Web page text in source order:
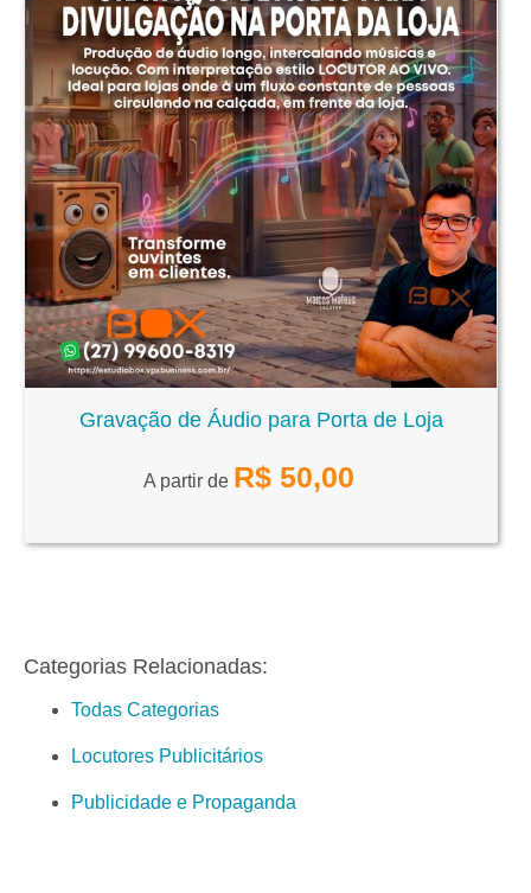
Gravação de Áudio para Porta de Loja
A partir de R$ 50,00
Categorias Relacionadas:
Todas Categorias
Locutores Publicitários
Publicidade e Propaganda